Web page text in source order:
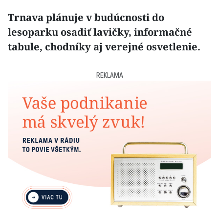
Trnava plánuje v budúcnosti do
lesoparku osadiť lavičky, informačné
tabule, chodníky aj verejné osvetlenie.
REKLAMA